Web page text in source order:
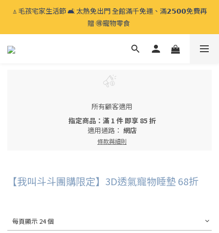
⍋ 毛孩宅家生活節 🛋️ 太熱免出門 全館滿千免運、滿𝟮𝟱𝟬𝟬免費再
贈 🉐️寵物零食
⍋ 毛孩宅家生活節 🛋️ 太熱免出門 全館滿千免運、滿𝟮𝟱𝟬𝟬免費再
贈 🉐️寵物零食
睡床系列換洗布套 🧼 加購優惠 𝟱折起🫧 睡床常清潔換洗，遠離塵
⍋ 毛孩宅家生活節 🛋️ 太熱免出門 全館滿千免運、滿𝟮𝟱𝟬𝟬免費再
所有顧客適用
指定商品：滿 1 件 即享 85 折
適用通路： 網店
條款與細則
【我叫斗斗團購限定】3D透氣寵物睡墊 68折
每頁顯示 24 個